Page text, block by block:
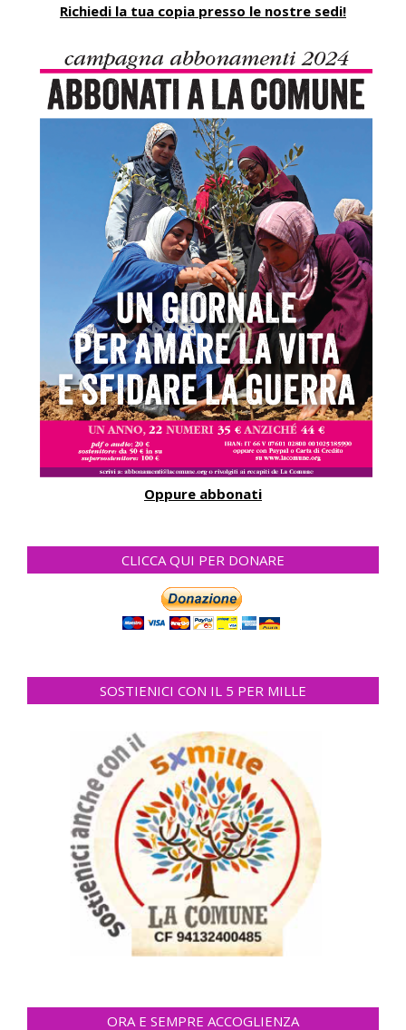
Richiedi la tua copia presso le nostre sedi!
Oppure abbonati
CLICCA QUI PER DONARE
SOSTIENICI CON IL 5 PER MILLE
ORA E SEMPRE ACCOGLIENZA